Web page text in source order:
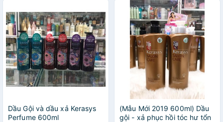
Dầu Gội và dầu xả Kerasys
Perfume 600ml
(Mẫu Mới 2019 600ml) Dầu
gội - xả phục hồi tóc hư tổn